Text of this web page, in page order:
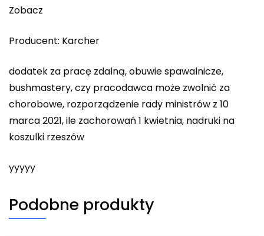
Zobacz
Producent: Karcher
dodatek za pracę zdalną, obuwie spawalnicze,
bushmastery, czy pracodawca może zwolnić za
chorobowe, rozporządzenie rady ministrów z 10
marca 2021, ile zachorowań 1 kwietnia, nadruki na
koszulki rzeszów
yyyyy
Podobne produkty